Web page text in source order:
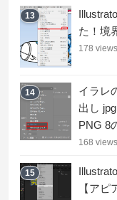
13
た！境
178 views
14
イラレ
出し
PNG 8
168 views
15
【ア